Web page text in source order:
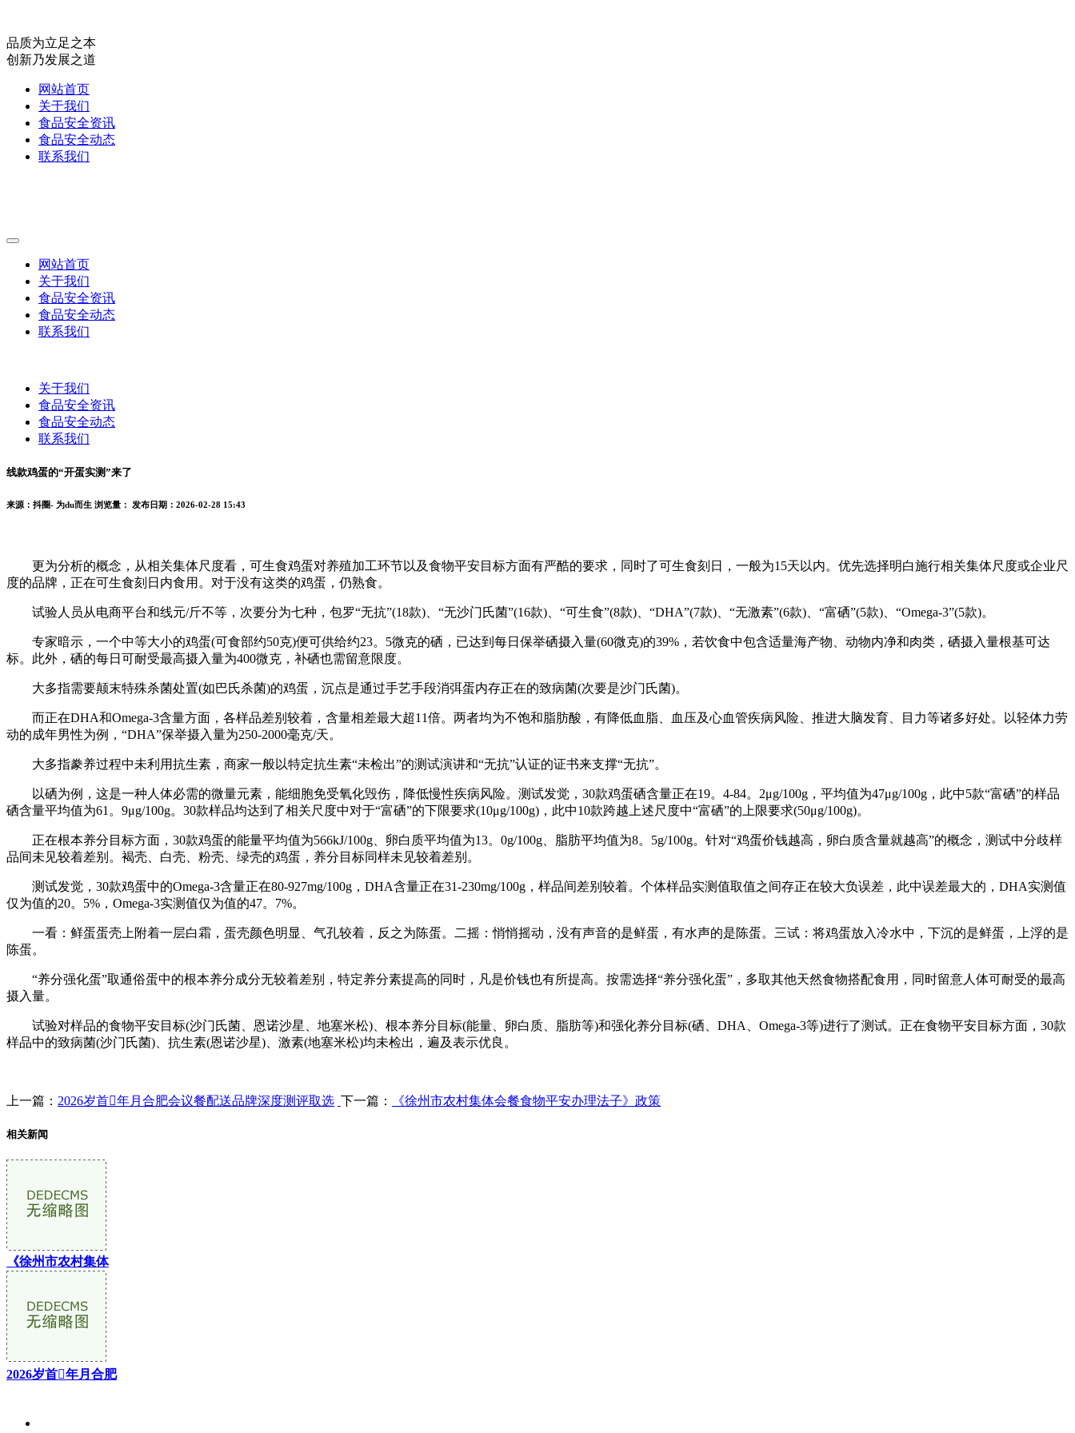
品质为立足之本
创新乃发展之道
网站首页
关于我们
食品安全资讯
食品安全动态
联系我们
网站首页
关于我们
食品安全资讯
食品安全动态
联系我们
关于我们
食品安全资讯
食品安全动态
联系我们
线款鸡蛋的“开蛋实测”来了
来源：抖圈- 为du而生 浏览量： 发布日期：2026-02-28 15:43
更为分析的概念，从相关集体尺度看，可生食鸡蛋对养殖加工环节以及食物平安目标方面有严酷的要求，同时了可生食刻日，一般为15天以内。优先选择明白施行相关集体尺度或企业尺
度的品牌，正在可生食刻日内食用。对于没有这类的鸡蛋，仍熟食。
试验人员从电商平台和线元/斤不等，次要分为七种，包罗“无抗”(18款)、“无沙门氏菌”(16款)、“可生食”(8款)、“DHA”(7款)、“无激素”(6款)、“富硒”(5款)、“Omega-3”(5款)。
专家暗示，一个中等大小的鸡蛋(可食部约50克)便可供给约23。5微克的硒，已达到每日保举硒摄入量(60微克)的39%，若饮食中包含适量海产物、动物内净和肉类，硒摄入量根基可达
标。此外，硒的每日可耐受最高摄入量为400微克，补硒也需留意限度。
大多指需要颠末特殊杀菌处置(如巴氏杀菌)的鸡蛋，沉点是通过手艺手段消弭蛋内存正在的致病菌(次要是沙门氏菌)。
而正在DHA和Omega-3含量方面，各样品差别较着，含量相差最大超11倍。两者均为不饱和脂肪酸，有降低血脂、血压及心血管疾病风险、推进大脑发育、目力等诸多好处。以轻体力劳
动的成年男性为例，“DHA”保举摄入量为250-2000毫克/天。
大多指豢养过程中未利用抗生素，商家一般以特定抗生素“未检出”的测试演讲和“无抗”认证的证书来支撑“无抗”。
以硒为例，这是一种人体必需的微量元素，能细胞免受氧化毁伤，降低慢性疾病风险。测试发觉，30款鸡蛋硒含量正在19。4-84。2μg/100g，平均值为47μg/100g，此中5款“富硒”的样品
硒含量平均值为61。9μg/100g。30款样品均达到了相关尺度中对于“富硒”的下限要求(10μg/100g)，此中10款跨越上述尺度中“富硒”的上限要求(50μg/100g)。
正在根本养分目标方面，30款鸡蛋的能量平均值为566kJ/100g、卵白质平均值为13。0g/100g、脂肪平均值为8。5g/100g。针对“鸡蛋价钱越高，卵白质含量就越高”的概念，测试中分歧样
品间未见较着差别。褐壳、白壳、粉壳、绿壳的鸡蛋，养分目标同样未见较着差别。
测试发觉，30款鸡蛋中的Omega-3含量正在80-927mg/100g，DHA含量正在31-230mg/100g，样品间差别较着。个体样品实测值取值之间存正在较大负误差，此中误差最大的，DHA实测值
仅为值的20。5%，Omega-3实测值仅为值的47。7%。
一看：鲜蛋蛋壳上附着一层白霜，蛋壳颜色明显、气孔较着，反之为陈蛋。二摇：悄悄摇动，没有声音的是鲜蛋，有水声的是陈蛋。三试：将鸡蛋放入冷水中，下沉的是鲜蛋，上浮的是
陈蛋。
“养分强化蛋”取通俗蛋中的根本养分成分无较着差别，特定养分素提高的同时，凡是价钱也有所提高。按需选择“养分强化蛋”，多取其他天然食物搭配食用，同时留意人体可耐受的最高
摄入量。
试验对样品的食物平安目标(沙门氏菌、恩诺沙星、地塞米松)、根本养分目标(能量、卵白质、脂肪等)和强化养分目标(硒、DHA、Omega-3等)进行了测试。正在食物平安目标方面，30款
样品中的致病菌(沙门氏菌)、抗生素(恩诺沙星)、激素(地塞米松)均未检出，遍及表示优良。
上一篇： 2026岁首年月合肥会议餐配送品牌深度测评取选 下一篇： 《徐州市农村集体会餐食物平安办理法子》政策
相关新闻
《徐州市农村集体
2026岁首年月合肥